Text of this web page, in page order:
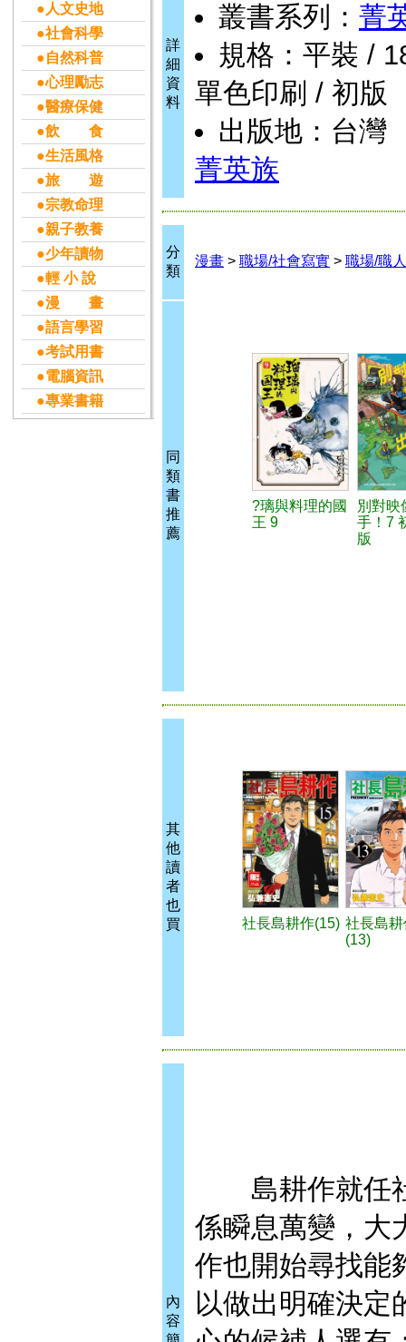
●人文史地
●社會科學
●自然科普
●心理勵志
●醫療保健
●飲 食
●生活風格
●旅 遊
●宗教命理
●親子教養
●少年讀物
●輕 小 說
●漫 畫
●語言學習
●考試用書
●電腦資訊
●專業書籍
詳
細
資
料
叢書系列： 菁
規格：平裝 /
單色印刷 / 初版
出版地：台灣
菁英族
分
類
漫畫 > 職場/社會寫實 > 職場/職人
同
類
書
推
薦
?璃與料理的國
王 9
別對映
手！7
版
其
他
讀
者
也
買
社長島耕作(15) 社長島耕
(13)
內
容
島耕作就任社
係瞬息萬變，大
作也開始尋找能
以做出明確決定